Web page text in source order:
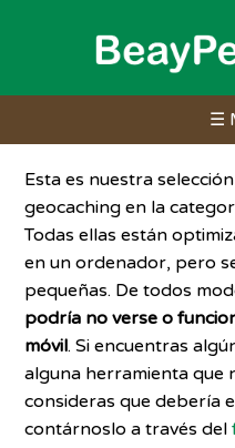
☰
Esta es nuestra
geocaching en la
Todas ellas están
en un ordenador, pero
pequeñas. De todos
podría no verse o
móvil. Si encuentras
alguna herramienta que
consideras que debería
contárnoslo a través del